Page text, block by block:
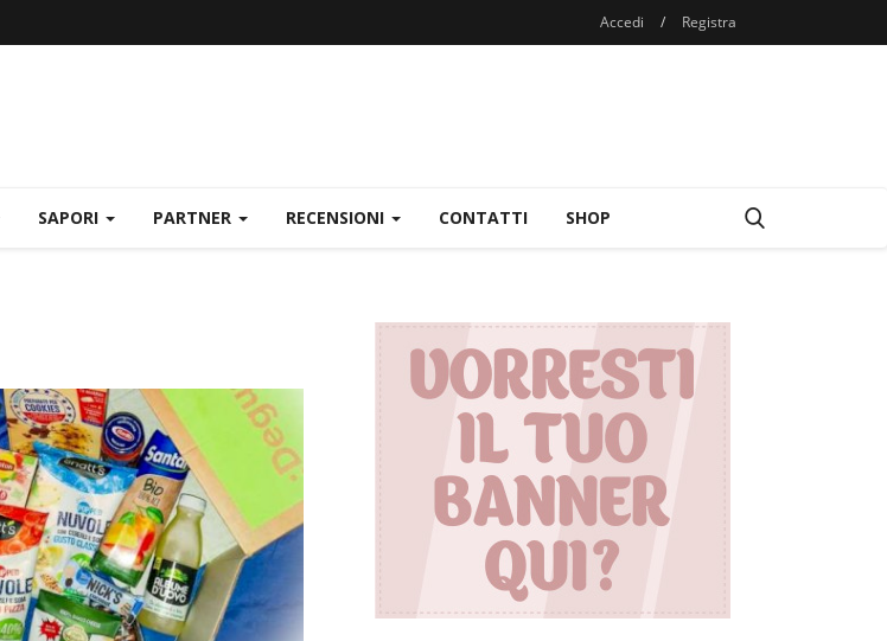
Accedi / Registra
SAPORI PARTNER RECENSIONI CONTATTI SHOP